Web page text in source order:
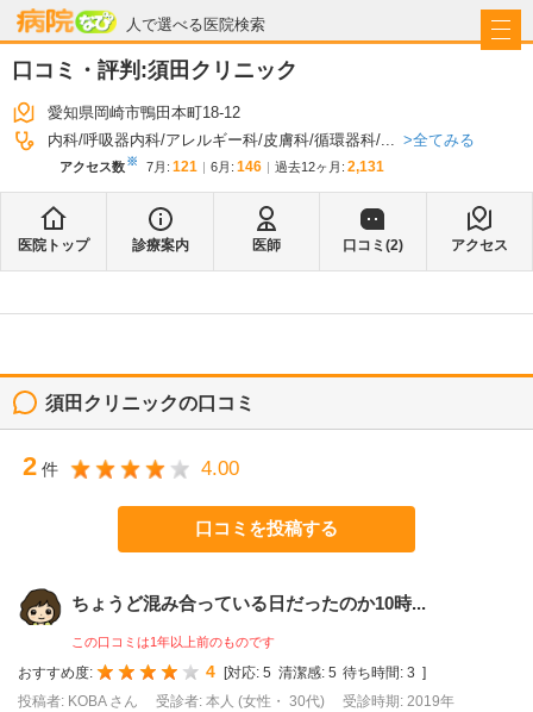
人で選べる医院検索
病院なび
口コミ・評判:須田クリニック
愛知県岡崎市鴨田本町18-12
内科 呼吸器内科 アレルギー科 皮膚科 循環器科 ... 全てみる
アクセス数※ 7月 : 121 6月 : 146 過去12ヶ月: 2,131
医院トップ 診療案内 医師 口コミ(2) アクセス
須田クリニックの口コミ
2 件 4.00
口コミを投稿する
ちょうど混み合っている日だったのか10時...
この口コミは1年以上前のものです
おすすめ度: 4 [対応: 5 清潔感: 5 待ち時間: 3 ]
投稿者: KOBA さん
受診者: 本人 (女性・ 30代) 受診時期: 2019年